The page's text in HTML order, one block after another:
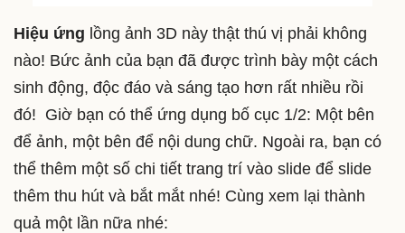
Hiệu ứng lồng ảnh 3D này thật thú vị phải không
nào! Bức ảnh của bạn đã được trình bày một cách
sinh động, độc đáo và sáng tạo hơn rất nhiều rồi
đó! Giờ bạn có thể ứng dụng bố cục 1/2: Một bên
để ảnh, một bên để nội dung chữ. Ngoài ra, bạn có
thể thêm một số chi tiết trang trí vào slide để slide
thêm thu hút và bắt mắt nhé! Cùng xem lại thành
quả một lần nữa nhé: